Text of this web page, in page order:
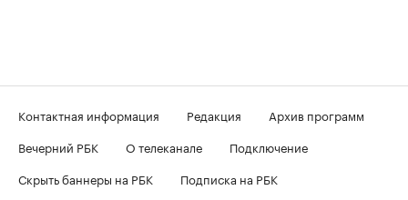
Контактная информация Редакция
Архив программ
Вечерний РБК
О телеканале
Подключение
Скрыть баннеры на РБК
Подписка на РБК